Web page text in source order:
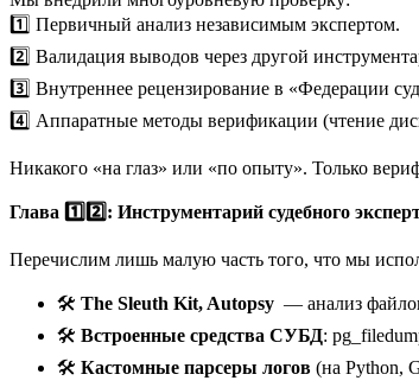
1️⃣ Первичный анализ независимым экспертом.
2️⃣ Валидация выводов через другой
3️⃣ Внутреннее рецензирование в «Федерации
4️⃣ Аппаратные методы верификации (чтение
Никакого «на глаз» или «по опыту». Только
Глава 1️⃣2️⃣: Инструментарий судебного
Перечислим лишь малую часть того, что мы
🛠️ The Sleuth Kit, Autopsy — анализ
🛠️ Встроенные средства СУБД:
🛠️ Кастомные парсеры логов (на Python,